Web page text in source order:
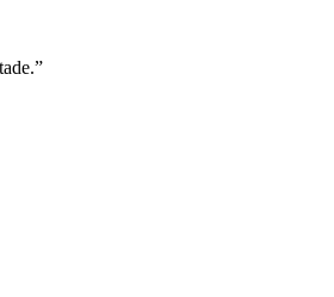
”